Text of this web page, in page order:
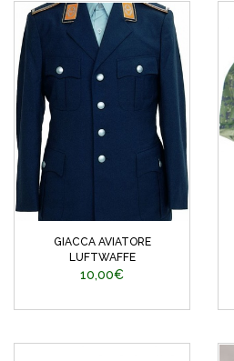
GIACCA AVIATORE
LUFTWAFFE
10,00€